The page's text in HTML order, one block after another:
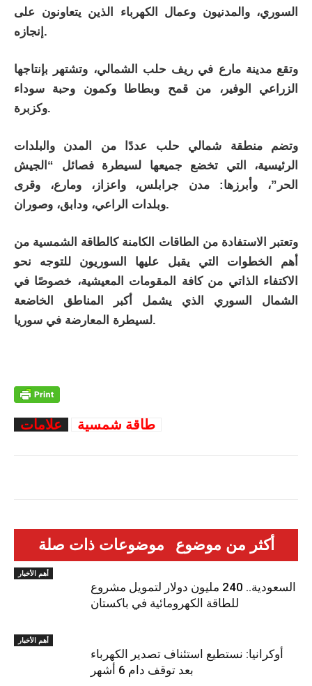
السوري، والمدنيون وعمال الكهرباء الذين يتعاونون على
إنجازه.
وتقع مدينة مارع في ريف حلب الشمالي، وتشتهر بإنتاجها
الزراعي الوفير، من قمح وبطاطا وكمون وحبة سوداء
وكزبرة.
وتضم منطقة شمالي حلب عددًا من المدن والبلدات
الرئيسية، التي تخضع جميعها لسيطرة فصائل “الجيش
الحر”، وأبرزها: مدن جرابلس، واعزاز، ومارع، وقرى
وبلدات الراعي، ودابق، وصوران.
وتعتبر الاستفادة من الطاقات الكامنة كالطاقة الشمسية من
أهم الخطوات التي يقبل عليها السوريون للتوجه نحو
الاكتفاء الذاتي من كافة المقومات المعيشية، خصوصًا في
الشمال السوري الذي يشمل أكبر المناطق الخاضعة
لسيطرة المعارضة في سوريا.
علامات طاقة شمسية
موضوعات ذات صلة أكثر من موضوع
أهم الأخبار
السعودية.. 240 مليون دولار لتمويل مشروع
للطاقة الكهرومائية في باكستان
أهم الأخبار
أوكرانيا: نستطيع استئناف تصدير الكهرباء
بعد توقف دام 6 أشهر